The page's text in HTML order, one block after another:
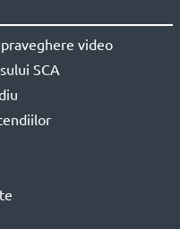
video
SCA